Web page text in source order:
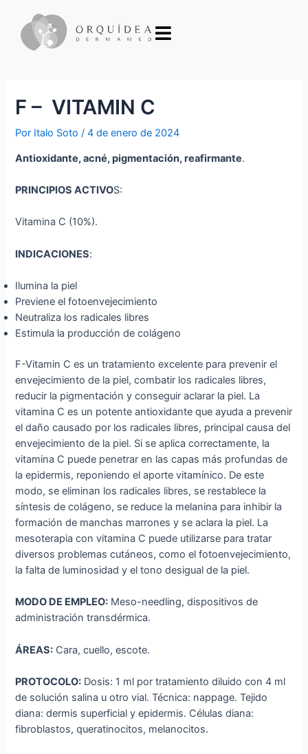
F – VITAMIN C
Por Italo Soto/4 de enero de 2024
Antioxidante, acné, pigmentación, reafirmante.
PRINCIPIOS ACTIVOS:
Vitamina C (10%).
INDICACIONES:
Ilumina la piel
Previene el fotoenvejecimiento
Neutraliza los radicales libres
Estimula la producción de colágeno
F-Vitamin C es un tratamiento excelente para prevenir el
envejecimiento de la piel, combatir los radicales libres,
reducir la pigmentación y conseguir aclarar la piel. La
vitamina C es un potente antioxidante que ayuda a prevenir
el daño causado por los radicales libres, principal causa del
envejecimiento de la piel. Si se aplica correctamente, la
vitamina C puede penetrar en las capas más profundas de
la epidermis, reponiendo el aporte vitamínico. De este
modo, se eliminan los radicales libres, se restablece la
síntesis de colágeno, se reduce la melanina para inhibir la
formación de manchas marrones y se aclara la piel. La
mesoterapia con vitamina C puede utilizarse para tratar
diversos problemas cutáneos, como el fotoenvejecimiento,
la falta de luminosidad y el tono desigual de la piel.
MODO DE EMPLEO: Meso-needling, dispositivos de
administración transdérmica.
ÁREAS: Cara, cuello, escote.
PROTOCOLO: Dosis: 1 ml por tratamiento diluido con 4 ml
de solución salina u otro vial. Técnica: nappage. Tejido
diana: dermis superficial y epidermis. Células diana:
fibroblastos, queratinocitos, melanocitos.